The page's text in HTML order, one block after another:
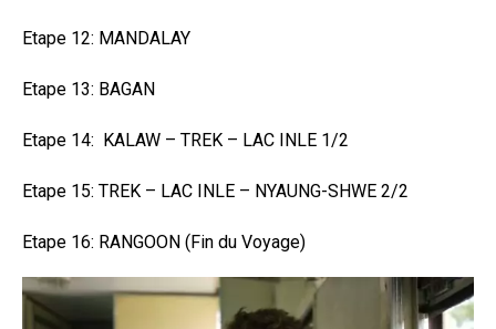
Etape 12: MANDALAY
Etape 13: BAGAN
Etape 14: KALAW – TREK – LAC INLE 1/2
Etape 15: TREK – LAC INLE – NYAUNG-SHWE 2/2
Etape 16: RANGOON (Fin du Voyage)